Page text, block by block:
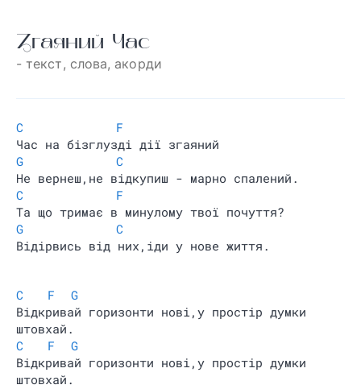
Згаяний Час
- текст, слова, акорди
C
F
Час на бізглузді дії згаяний
G
C
Не вернеш,не відкупиш - марно спалений.
C
F
Та що тримає в минулому твої почуття?
G
C
Відірвись від них,іди у нове життя.
C F
G
Відкривай горизонти нові,у простір думки
штовхай.
C
F
G
Відкривай горизонти нові,у простір думки
штовхай.